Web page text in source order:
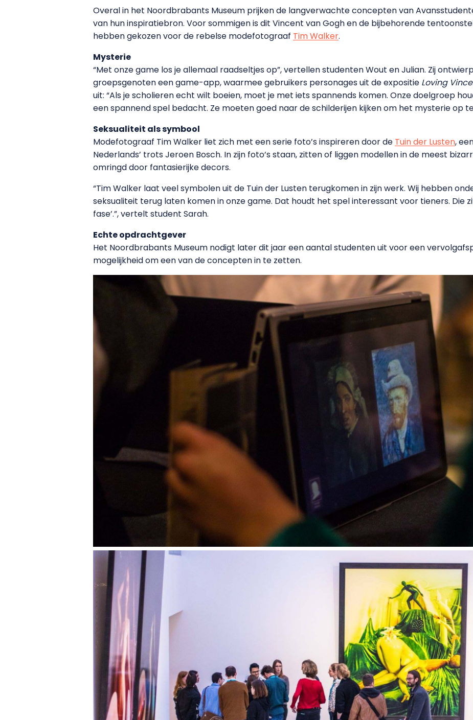
Overal in het Noordbrabants Museum prijken de langverwachte concepten van
van hun inspiratiebron. Voor sommigen is dit Vincent van Gogh en de bijbehorende
hebben gekozen voor de rebelse modefotograaf Tim Walker.
Mysterie
“Met onze game los je allemaal raadseltjes op”, vertellen studenten Wout en Julian. Zij
groepsgenoten een game-app, waarmee gebruikers personages uit de expositie Loving
uit: “Als je scholieren echt wilt boeien, moet je met iets spannends komen. Onze doelgroep
een spannend spel bedacht. Ze moeten goed naar de schilderijen kijken om het mysterie op te
Seksualiteit als symbool
Modefotograaf Tim Walker liet zich met een serie foto’s inspireren door de Tuin der Lusten,
Nederlands’ trots Jeroen Bosch. In zijn foto’s staan, zitten of liggen modellen in de meest
omringd door fantasierijke decors.
“Tim Walker laat veel symbolen uit de Tuin der Lusten terugkomen in zijn werk. Wij hebben
seksualiteit terug laten komen in onze game. Dat houdt het spel interessant voor tieners. Die
fase’.”, vertelt student Sarah.
Echte opdrachtgever
Het Noordbrabants Museum nodigt later dit jaar een aantal studenten uit voor een
mogelijkheid om een van de concepten in te zetten.